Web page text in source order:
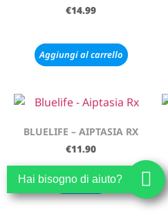
€14.99
Aggiungi al carrello
BLUELIFE – AIPTASIA RX
€11.90
Leggi tutto
Hai bisogno di aiuto?